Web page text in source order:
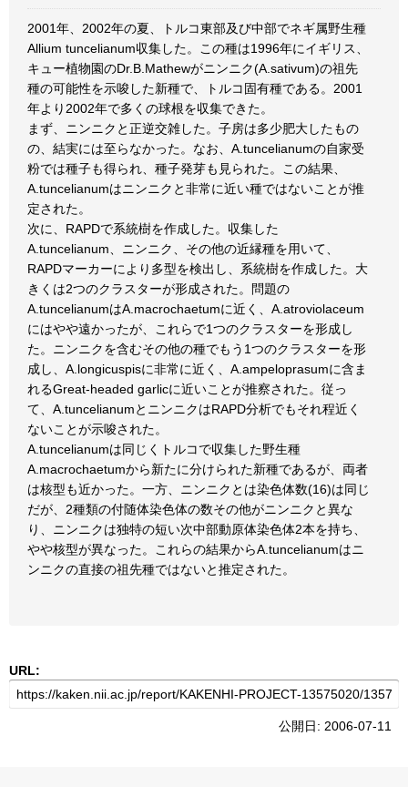
2001年、2002年の夏、トルコ東部及び中部でネギ属野生種
Allium tuncelianum収集した。この種は1996年にイギリス、
キュー植物園のDr.B.Mathewがニンニク(A.sativum)の祖先
種の可能性を示唆した新種で、トルコ固有種である。2001
年より2002年で多くの球根を収集できた。
まず、ニンニクと正逆交雑した。子房は多少肥大したもの
の、結実には至らなかった。なお、A.tuncelianumの自家受
粉では種子も得られ、種子発芽も見られた。この結果、
A.tuncelianumはニンニクと非常に近い種ではないことが推
定された。
次に、RAPDで系統樹を作成した。収集した
A.tuncelianum、ニンニク、その他の近縁種を用いて、
RAPDマーカーにより多型を検出し、系統樹を作成した。大
きくは2つのクラスターが形成された。問題の
A.tuncelianumはA.macrochaetumに近く、A.atroviolaceum
にはやや遠かったが、これらで1つのクラスターを形成し
た。ニンニクを含むその他の種でもう1つのクラスターを形
成し、A.longicuspisに非常に近く、A.ampeloprasumに含ま
れるGreat-headed garlicに近いことが推察された。従っ
て、A.tuncelianumとニンニクはRAPD分析でもそれ程近く
ないことが示唆された。
A.tuncelianumは同じくトルコで収集した野生種
A.macrochaetumから新たに分けられた新種であるが、両者
は核型も近かった。一方、ニンニクとは染色体数(16)は同じ
だが、2種類の付随体染色体の数その他がニンニクと異な
り、ニンニクは独特の短い次中部動原体染色体2本を持ち、
やや核型が異なった。これらの結果からA.tuncelianumはニ
ンニクの直接の祖先種ではないと推定された。
URL:
公開日: 2006-07-11